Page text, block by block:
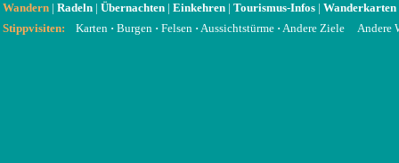
Wandern | Radeln | Übernachten | Einkehren | Tourismus-Infos | Wanderkarten
Stippvisiten:
Karten · Burgen · Felsen · Aussichtstürme · Andere Ziele Andere